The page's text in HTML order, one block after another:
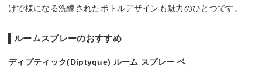
けで様になる洗練されたボトルデザインも魅力のひとつです。
ルームスプレーのおすすめ
ディプティック(Diptyque) ルーム スプレー ベ